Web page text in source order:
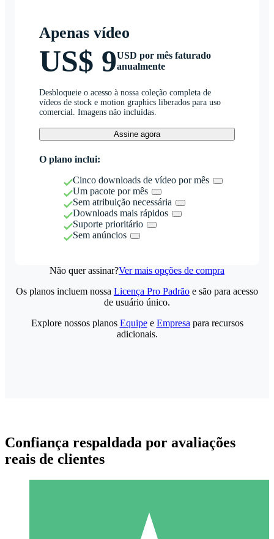
Apenas vídeo
US$ 9USD por mês faturado
anualmente
Desbloqueie o acesso à nossa coleção completa de
vídeos de stock e motion graphics liberados para uso
comercial. Imagens não incluídas.
Assine agora
O plano inclui:
Cinco downloads de vídeo por mês
Um pacote por mês
Sem atribuição necessária
Downloads mais rápidos
Suporte prioritário
Sem anúncios
Não quer assinar?Ver mais opções de compra
Os planos incluem nossa Licença Pro Padrão e são para acesso
de usuário único.
Explore nossos planos Equipee Empresa para recursos
adicionais.
Confiança respaldada por avaliações
reais de clientes